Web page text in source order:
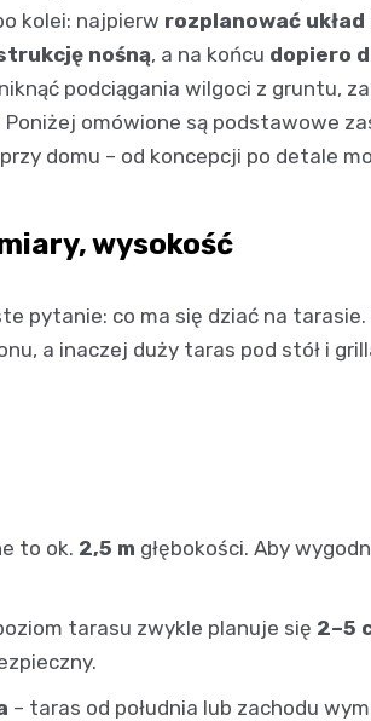
kolei: najpierw rozplanować
nośną, a na końcu dopiero
podciągania wilgoci z gruntu,
omówione są podstawowe
domu – od koncepcji po detale
wysokość
pytanie: co ma się dziać na tarasie.
a inaczej duży taras pod stół i
to ok. 2,5 m głębokości. Aby
tarasu zwykle planuje się 2–5
– taras od południa lub zachodu